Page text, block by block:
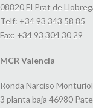
08820 El Prat de
Telf: +34 93 343 58 85
Fax: +34 93 304 30 29
MCR Valencia
Ronda Narciso
3 planta baja 46980